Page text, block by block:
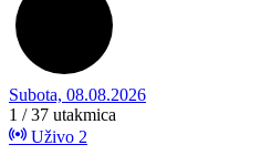
Subota, 08.08.2026
1 / 37 utakmica
Uživo 2